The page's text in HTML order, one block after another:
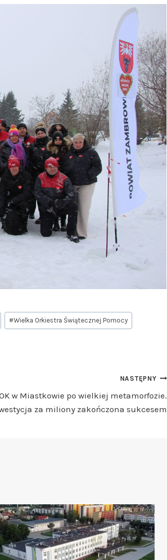
#Wielka Orkiestra Świątecznej Pomocy
NASTĘPNY
w Miastkowie po wielkiej metamorfozie.
za miliony zakończona sukcesem